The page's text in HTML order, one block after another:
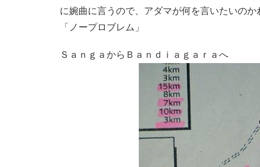
に婉曲に言うので、アダマが何を言いたいのか
「ノープロブレム」
ＳａｎｇａからＢａｎｄｉａｇａｒａへ